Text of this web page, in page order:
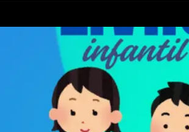
que acontece quando a poesia encontra um
ainda em formação, mas imenso em
espetacular: nasce uma amizade secreta entre
aprendizado,